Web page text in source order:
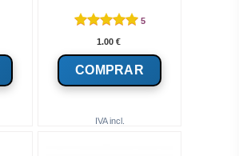
IVA incl.
5
1.00 €